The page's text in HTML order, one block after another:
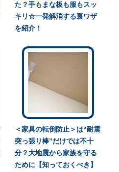
た？手もまな板も服もスッ
キリ☆一発解消する裏ワザ
を紹介！
＜家具の転倒防止＞は“耐震
突っ張り棒”だけでは不十
分？大地震から家族を守る
ために【知っておくべき】